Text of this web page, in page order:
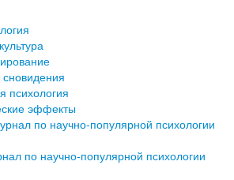
психология
эффекты
по научно-популярной психологии
по научно-популярной психологии